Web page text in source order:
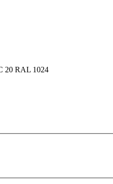
20 RAL 1024